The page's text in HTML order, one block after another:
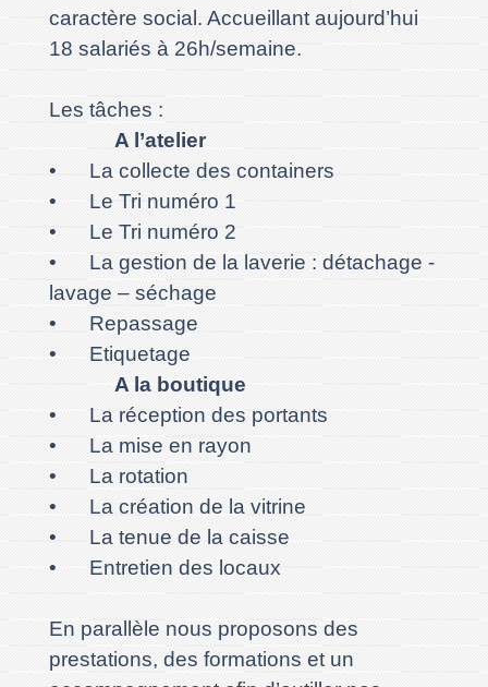
caractère social. Accueillant aujourd’hui
18 salariés à 26h/semaine.
Les tâches :
A l’atelier
• La collecte des containers
• Le Tri numéro 1
• Le Tri numéro 2
• La gestion de la laverie : détachage -
lavage – séchage
• Repassage
• Etiquetage
A la boutique
• La réception des portants
• La mise en rayon
• La rotation
• La création de la vitrine
• La tenue de la caisse
• Entretien des locaux
En parallèle nous proposons des
prestations, des formations et un